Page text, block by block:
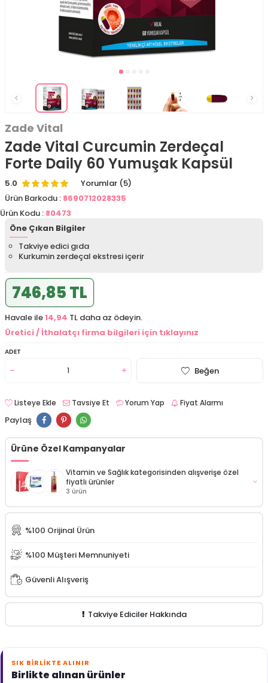
Zade Vital
Zade Vital Curcumin Zerdeçal
Forte Daily 60 Yumuşak Kapsül
5.0
Yorumlar (5)
Ürün Barkodu : 8690712028335
Ürün Kodu : 80473
Öne Çıkan Bilgiler
Takviye edici gıda
Kurkumin zerdeçal ekstresi içerir
746,85 TL
Havale ile14,94 TL daha az ödeyin.
Üretici / İthalatçı firma bilgileri için tıklayınız
ADET
Beğen
Listeye Ekle Tavsiye Et Yorum Yap Fiyat Alarmı
Paylaş
Ürüne Özel Kampanyalar
Vitamin ve Sağlık kategorisinden alışverişe özel
fiyatlı ürünler
3 ürün
Silenzio Vocal 16 Pastil
Plante Cosmetics P-Aqua Energy Yoğun Dökülme
%100 Orijinal Ürün
%100 Müşteri Memnuniyeti
Güvenli Alışveriş
Takviye Ediciler Hakkında
SIK BIRLIKTE ALINIR
Birlikte alınan ürünler